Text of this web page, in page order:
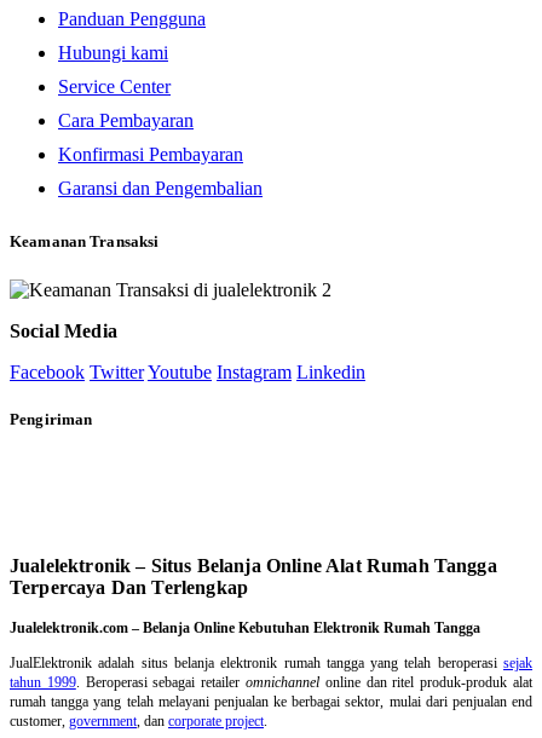
Panduan Pengguna
Hubungi kami
Service Center
Cara Pembayaran
Konfirmasi Pembayaran
Garansi dan Pengembalian
Keamanan Transaksi
Social Media
Facebook TwitterYoutube Instagram Linkedin
Pengiriman
Jualelektronik – Situs Belanja Online Alat Rumah Tangga
Terpercaya Dan Terlengkap
Jualelektronik.com – Belanja Online Kebutuhan Elektronik Rumah Tangga
JualElektronik adalah situs belanja elektronik rumah tanggayang telah beroperasisejak
tahun 1999. Beroperasi sebagai retaileromnichannel online dan ritel produk-produk alat
rumah tangga yang telah melayani penjualan ke berbagai sektor, mulai dari penjualan end
customer, government, dan corporate project.